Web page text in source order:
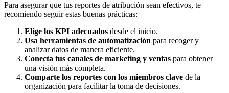
Para asegurar que tus reportes de atribución sean efectivos, te
recomiendo seguir estas buenas prácticas:
Elige los KPI adecuados desde el inicio.
Usa herramientas de automatización para recoger y
analizar datos de manera eficiente.
Conecta tus canales de marketing y ventas para obtener
una visión más completa.
Comparte los reportes con los miembros clave de la
organización para facilitar la toma de decisiones.